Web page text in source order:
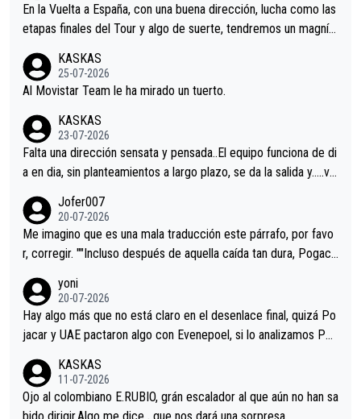
En la Vuelta a España, con una buena dirección, lucha como las
etapas finales del Tour y algo de suerte, tendremos un magnífi
KASKAS
25-07-2026
Al Movistar Team le ha mirado un tuerto.
KASKAS
23-07-2026
Falta una dirección sensata y pensada..El equipo funciona de di
a en dia, sin planteamientos a largo plazo, se da la salida y…..ve
Minguez, Velez etc etc.Me da pena vivir estos momentos tan
tristes sin victorias.
Jofer007
20-07-2026
Me imagino que es una mala traducción este párrafo, por favo
r, corregir. ""Incluso después de aquella caída tan dura, Pogaca
permaneció pegado a su rueda. Parecía increíble la forma en l
a que era capaz de controlar el miedo", recordó."
yoni
20-07-2026
Hay algo más que no está claro en el desenlace final, quizá Po
jacar y UAE pactaron algo con Evenepoel, si lo analizamos Poj
i sin pedalear, luego está el saludo con Evenepoel dándose la
mano de una manera muy fraternal, más allá de los típicos toqu
es en el hombro con que saludaba a Vingegard. Ahí hubo una in
KASKAS
11-07-2026
Ojo al colombiano E.RUBIO, grán escalador al que aún no han sa